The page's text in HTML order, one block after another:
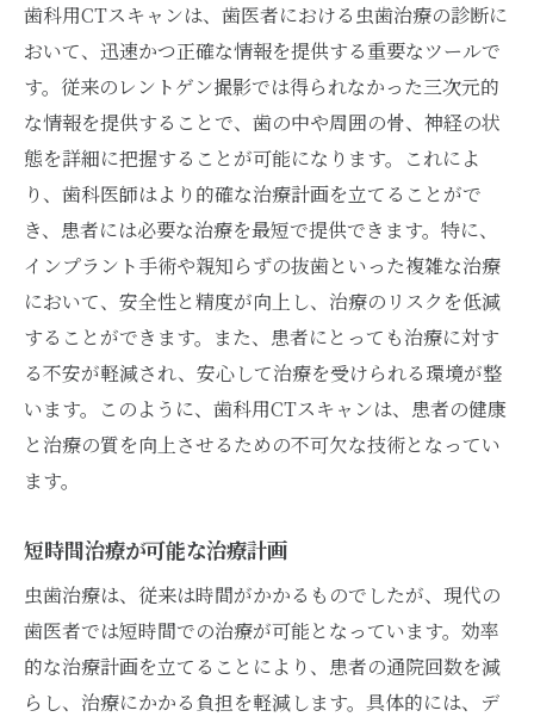
歯科用CTスキャンは、歯医者における虫歯治療の診断に
おいて、迅速かつ正確な情報を提供する重要なツールで
す。従来のレントゲン撮影では得られなかった三次元的
な情報を提供することで、歯の中や周囲の骨、神経の状
態を詳細に把握することが可能になります。これによ
り、歯科医師はより的確な治療計画を立てることがで
き、患者には必要な治療を最短で提供できます。特に、
インプラント手術や親知らずの抜歯といった複雑な治療
において、安全性と精度が向上し、治療のリスクを低減
することができます。また、患者にとっても治療に対す
る不安が軽減され、安心して治療を受けられる環境が整
います。このように、歯科用CTスキャンは、患者の健康
と治療の質を向上させるための不可欠な技術となってい
ます。
短時間治療が可能な治療計画
虫歯治療は、従来は時間がかかるものでしたが、現代の
歯医者では短時間での治療が可能となっています。効率
的な治療計画を立てることにより、患者の通院回数を減
らし、治療にかかる負担を軽減します。具体的には、デ